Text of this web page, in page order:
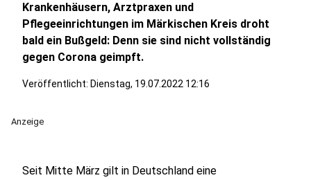
Krankenhäusern, Arztpraxen und
Pflegeeinrichtungen im Märkischen Kreis droht
bald ein Bußgeld: Denn sie sind nicht vollständig
gegen Corona geimpft.
Veröffentlicht: Dienstag, 19.07.2022 12:16
Anzeige
Seit Mitte März gilt in Deutschland eine